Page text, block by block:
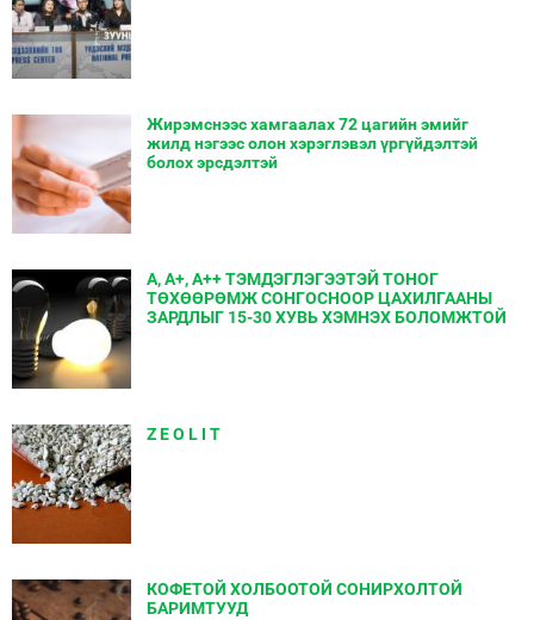
Жирэмснээс хамгаалах 72 цагийн эмийг
жилд нэгээс олон хэрэглэвэл үргүйдэлтэй
болох эрсдэлтэй
А, А+, А++ ТЭМДЭГЛЭГЭЭТЭЙ ТОНОГ
ТӨХӨӨРӨМЖ СОНГОСНООР ЦАХИЛГААНЫ
ЗАРДЛЫГ 15-30 ХУВЬ ХЭМНЭХ БОЛОМЖТОЙ
Z E O L I T
КОФЕТОЙ ХОЛБООТОЙ СОНИРХОЛТОЙ
БАРИМТУУД